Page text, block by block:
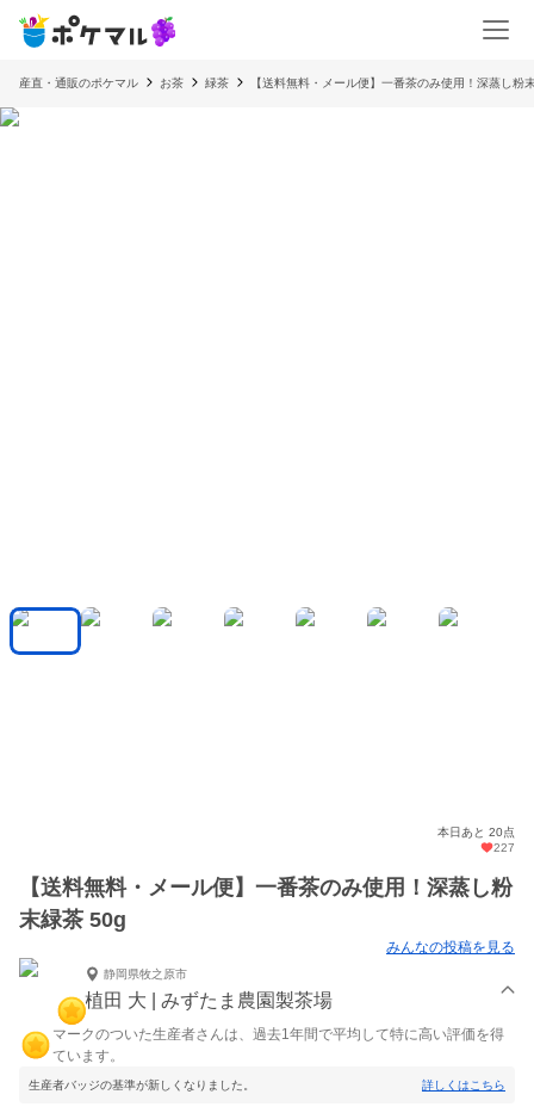
産直・通販のポケマル お茶 緑茶 【送料無料・メール便】一番茶のみ使用！深蒸し粉
本日あと 20点
227
【送料無料・メール便】一番茶のみ使用！深蒸し粉
末緑茶 50g
みんなの投稿を見る
静岡県牧之原市
植田 大 | みずたま農園製茶場
マークのついた生産者さんは、過去1年間で平均して特に高い評価を得
ています。
生産者バッジの基準が新しくなりました。 詳しくはこちら